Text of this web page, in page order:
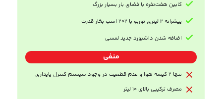
کابین هفت‌نفره با فضای بار بسیار بزرگ
پیشرانه ۲ لیتری توربو با ۲۰۲ اسب بخار قدرت
اضافه شدن داشبورد جدید لمسی
منفی
تنها ۲ کیسه هوا و عدم قطعیت در وجود سیستم کنترل پایداری
مصرف ترکیبی بالای ۱۰ لیتر